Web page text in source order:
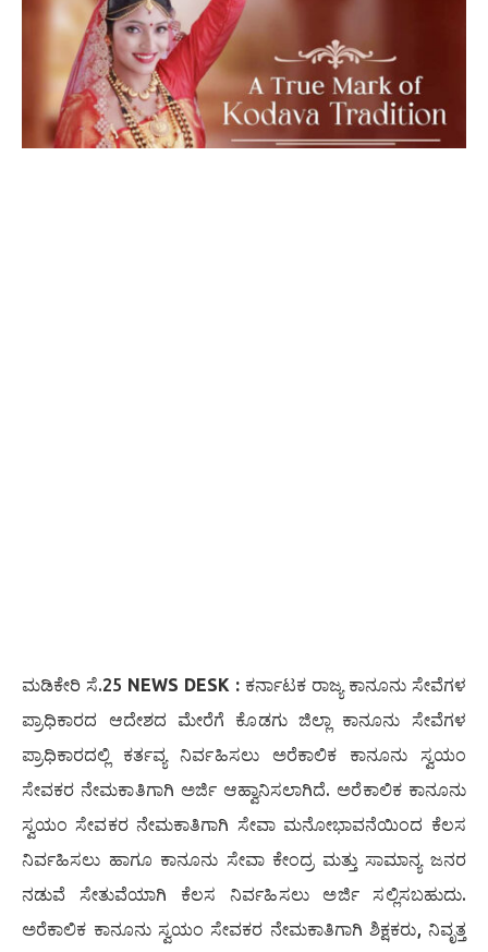
ಮಡಿಕೇರಿ ಸೆ.25 NEWS DESK : ಕರ್ನಾಟಕ ರಾಜ್ಯ ಕಾನೂನು ಸೇವೆಗಳ
ಪ್ರಾಧಿಕಾರದ ಆದೇಶದ ಮೇರೆಗೆ ಕೊಡಗು ಜಿಲ್ಲಾ ಕಾನೂನು ಸೇವೆಗಳ
ಪ್ರಾಧಿಕಾರದಲ್ಲಿ ಕರ್ತವ್ಯ ನಿರ್ವಹಿಸಲು ಅರೆಕಾಲಿಕ ಕಾನೂನು ಸ್ವಯಂ
ಸೇವಕರ ನೇಮಕಾತಿಗಾಗಿ ಅರ್ಜಿ ಆಹ್ವಾನಿಸಲಾಗಿದೆ. ಅರೆಕಾಲಿಕ ಕಾನೂನು
ಸ್ವಯಂ ಸೇವಕರ ನೇಮಕಾತಿಗಾಗಿ ಸೇವಾ ಮನೋಭಾವನೆಯಿಂದ ಕೆಲಸ
ನಿರ್ವಹಿಸಲು ಹಾಗೂ ಕಾನೂನು ಸೇವಾ ಕೇಂದ್ರ ಮತ್ತು ಸಾಮಾನ್ಯ ಜನರ
ನಡುವೆ ಸೇತುವೆಯಾಗಿ ಕೆಲಸ ನಿರ್ವಹಿಸಲು ಅರ್ಜಿ ಸಲ್ಲಿಸಬಹುದು.
ಅರೆಕಾಲಿಕ ಕಾನೂನು ಸ್ವಯಂ ಸೇವಕರ ನೇಮಕಾತಿಗಾಗಿ ಶಿಕ್ಷಕರು, ನಿವೃತ್ತ